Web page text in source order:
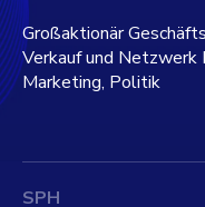
Großaktionär
Verkauf und
Marketing, Politik
SPH